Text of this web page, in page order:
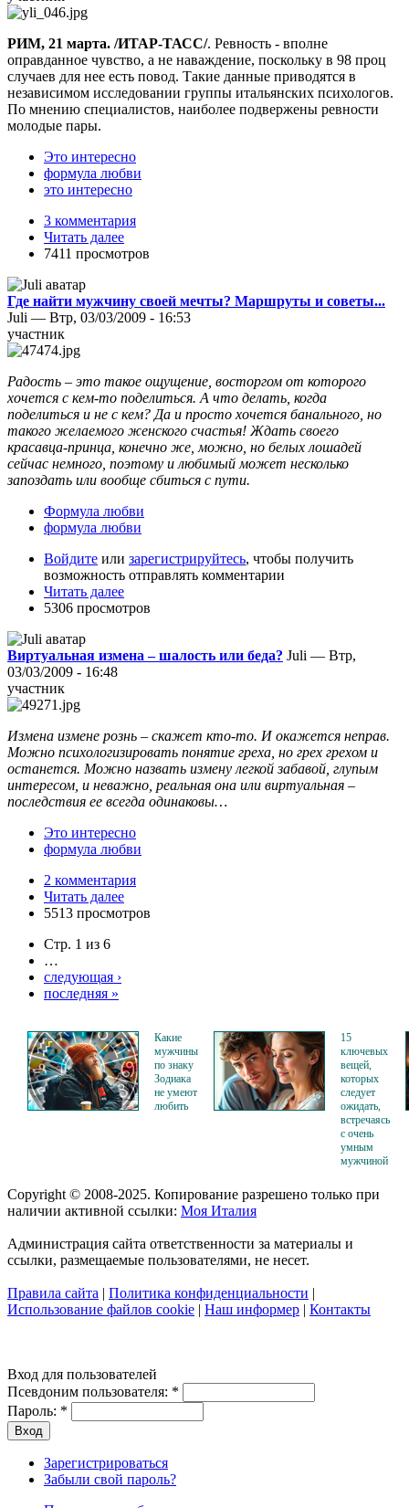
РИМ, 21 марта. /ИТАР-ТАСС/. Ревность - вполне
оправданное чувство, а не наваждение, поскольку в 98 проц
случаев для нее есть повод. Такие данные приводятся в
независимом исследовании группы итальянских психологов.
По мнению специалистов, наиболее подвержены ревности
молодые пары.
Это интересно
формула любви
это интересно
3 комментария
Читать далее
7411 просмотров
Где найти мужчину своей мечты? Маршруты и советы...
Juli — Втр, 03/03/2009 - 16:53
участник
Радость – это такое ощущение, восторгом от которого
хочется с кем-то поделиться. А что делать, когда
поделиться и не с кем? Да и просто хочется банального, но
такого желаемого женского счастья! Ждать своего
красавца-принца, конечно же, можно, но белых лошадей
сейчас немного, поэтому и любимый может несколько
запоздать или вообще сбиться с пути.
Формула любви
формула любви
Войдите или зарегистрируйтесь, чтобы получить
возможность отправлять комментарии
Читать далее
5306 просмотров
Виртуальная измена – шалость или беда? Juli — Втр,
03/03/2009 - 16:48
участник
Измена измене рознь – скажет кто-то. И окажется неправ.
Можно психологизировать понятие греха, но грех грехом и
останется. Можно назвать измену легкой забавой, глупым
интересом, и неважно, реальная она или виртуальная –
последствия ее всегда одинаковы…
Это интересно
формула любви
2 комментария
Читать далее
5513 просмотров
Стр. 1 из 6
…
следующая ›
последняя »
Какие
мужчины
по знаку
Зодиака
не умеют
любить
15
ключевых
вещей,
которых
следует
ожидать,
встречаясь
с очень
умным
мужчиной
Copyright © 2008-2025. Копирование разрешено только при
наличии активной ссылки: Моя Италия
Администрация сайта ответственности за материалы и
ссылки, размещаемые пользователями, не несет.
Правила сайта | Политика конфиденциальности |
Использование файлов cookie | Наш информер | Контакты
Вход для пользователей
Псевдоним пользователя: *
Пароль: *
Зарегистрироваться
Забыли свой пароль?